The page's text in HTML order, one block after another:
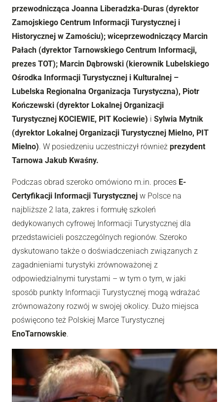
przewodnicząca Joanna Liberadzka-Duras (dyrektor
Zamojskiego Centrum Informacji Turystycznej i
Historycznej w Zamościu); wiceprzewodniczący Marcin
Pałach (dyrektor Tarnowskiego Centrum Informacji,
prezes TOT); Marcin Dąbrowski (kierownik Lubelskiego
Ośrodka Informacji Turystycznej i Kulturalnej –
Lubelska Regionalna Organizacja Turystyczna), Piotr
Kończewski (dyrektor Lokalnej Organizacji
Turystycznej KOCIEWIE, PIT Kociewie) i Sylwia Mytnik
(dyrektor Lokalnej Organizacji Turystycznej Mielno, PIT
Mielno). W posiedzeniu uczestniczył również prezydent
Tarnowa Jakub Kwaśny.
Podczas obrad szeroko omówiono m.in. proces E-
Certyfikacji Informacji Turystycznej w Polsce na
najbliższe 2 lata, zakres i formułę szkoleń
dedykowanych cyfrowej Informacji Turystycznej dla
przedstawicieli poszczególnych regionów. Szeroko
dyskutowano także o doświadczeniach związanych z
zagadnieniami turystyki zrównoważonej z
odpowiedzialnymi turystami – w tym o tym, w jaki
sposób punkty Informacji Turystycznej mogą wdrażać
zrównoważony rozwój w swojej okolicy. Dużo miejsca
poświęcono też Polskiej Marce Turystycznej
EnoTarnowskie.